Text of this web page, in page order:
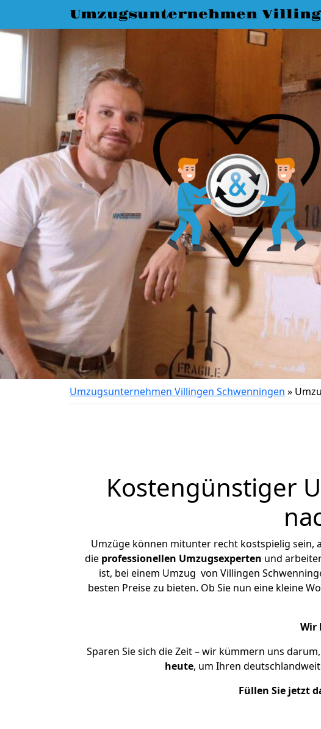
Umzugsunternehmen
Umzugsunternehmen Villingen Schwenningen »
Kostengünstiger
Umzüge können mitunter recht kostspielig sein,
die professionellen Umzugsexperten und
ist, bei einem Umzug von Villingen
besten Preise zu bieten. Ob Sie nun eine kleine
Wir
Sparen Sie sich die Zeit – wir kümmern uns
heute, um Ihren
Füllen Sie jetzt